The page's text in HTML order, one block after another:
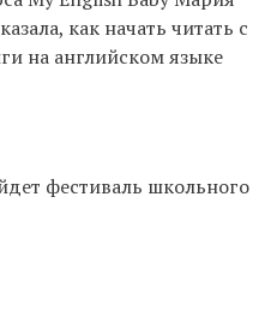
как начать читать с
на английском языке
фестиваль школьного